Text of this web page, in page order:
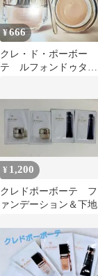
¥666
クレ・ド・ポーボー
テ ルフォンドゥタンn
¥ 1,200
クレドポーボーテ フ
ァンデーション＆下地